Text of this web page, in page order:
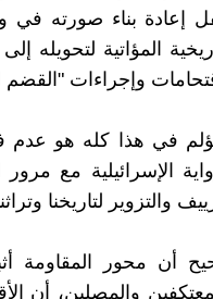
إعادة بناء صورته
المؤاتية
وإجراءات
في هذا كله هو عدم
الإسرائيلية مع
والتزوير لتاريخنا
أن محور المقاومة
والمصلين، أن